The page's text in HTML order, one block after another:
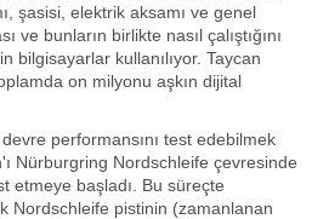
şasisi, elektrik aksamı ve genel
ve bunların birlikte nasıl çalıştığını
bilgisayarlar kullanılıyor. Taycan
on milyonu aşkın dijital
performansını test edebilmek
Nürburgring Nordschleife çevresinde
etmeye başladı. Bu süreçte
Nordschleife pistinin (zamanlanan